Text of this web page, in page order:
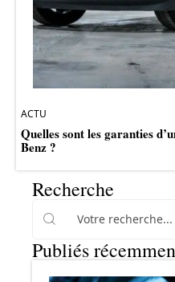
ACTU
Quelles sont les garanties
Benz ?
Recherche
Publiés